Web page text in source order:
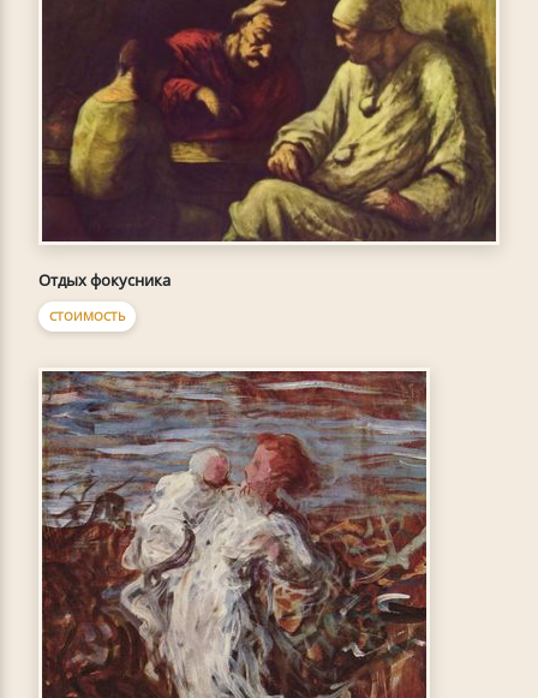
Отдых фокусника
СТОИМОСТЬ